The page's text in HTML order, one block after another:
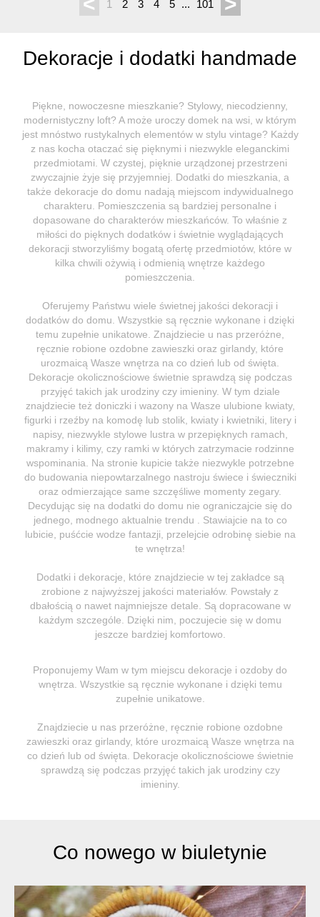
1 2 3 4 5 ... 101
Dekoracje i dodatki handmade
Piękne, nowoczesne mieszkanie? Stylowy, niecodzienny,
modernistyczny loft? A może uroczy domek na wsi, w którym
jest mnóstwo rustykalnych elementów w stylu vintage? Każdy
z nas kocha otaczać się pięknymi i niezwykle eleganckimi
przedmiotami. W czystej, pięknie urządzonej przestrzeni
zwyczajnie żyje się przyjemniej. Dodatki do mieszkania, a
także dekoracje do domu nadają miejscom indywidualnego
charakteru. Pomieszczenia są bardziej personalne i
dopasowane do charakterów mieszkańców. To właśnie z
miłości do pięknych dodatków i świetnie wyglądających
dekoracji stworzyliśmy bogatą ofertę przedmiotów, które w
kilka chwili ożywią i odmienią wnętrze każdego
pomieszczenia.
Oferujemy Państwu wiele świetnej jakości dekoracji i
dodatków do domu. Wszystkie są ręcznie wykonane i dzięki
temu zupełnie unikatowe. Znajdziecie u nas przeróżne,
ręcznie robione ozdobne zawieszki oraz girlandy, które
urozmaicą Wasze wnętrza na co dzień lub od święta.
Dekoracje okolicznościowe świetnie sprawdzą się podczas
przyjęć takich jak urodziny czy imieniny. W tym dziale
znajdziecie też doniczki i wazony na Wasze ulubione kwiaty,
figurki i rzeźby na komodę lub stolik, kwiaty i kwietniki, litery i
napisy, niezwykle stylowe lustra w przepięknych ramach,
makramy i kilimy, czy ramki w których zatrzymacie rodzinne
wspominania. Na stronie kupicie także niezwykle potrzebne
do budowania niepowtarzalnego nastroju świece i świeczniki
oraz odmierzające same szczęśliwe momenty zegary.
Decydując się na dodatki do domu nie ograniczajcie się do
jednego, modnego aktualnie trendu . Stawiajcie na to co
lubicie, puśćcie wodze fantazji, przelejcie odrobinę siebie na
te wnętrza!
Dodatki i dekoracje, które znajdziecie w tej zakładce są
zrobione z najwyższej jakości materiałów. Powstały z
dbałością o nawet najmniejsze detale. Są dopracowane w
każdym szczególe. Dzięki nim, poczujecie się w domu
jeszcze bardziej komfortowo.
Proponujemy Wam w tym miejscu dekoracje i ozdoby do
wnętrza. Wszystkie są ręcznie wykonane i dzięki temu
zupełnie unikatowe.
Znajdziecie u nas przeróżne, ręcznie robione ozdobne
zawieszki oraz girlandy, które urozmaicą Wasze wnętrza na
co dzień lub od święta. Dekoracje okolicznościowe świetnie
sprawdzą się podczas przyjęć takich jak urodziny czy
imieniny.
Co nowego w biuletynie